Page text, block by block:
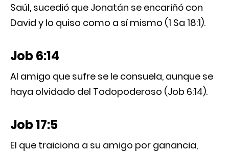
Saúl, sucedió que Jonatán se encariñó con
David y lo quiso como a sí mismo (1 Sa 18:1).
Job 6:14
Al amigo que sufre se le consuela, aunque se
haya olvidado del Todopoderoso (Job 6:14).
Job 17:5
El que traiciona a su amigo por ganancia,